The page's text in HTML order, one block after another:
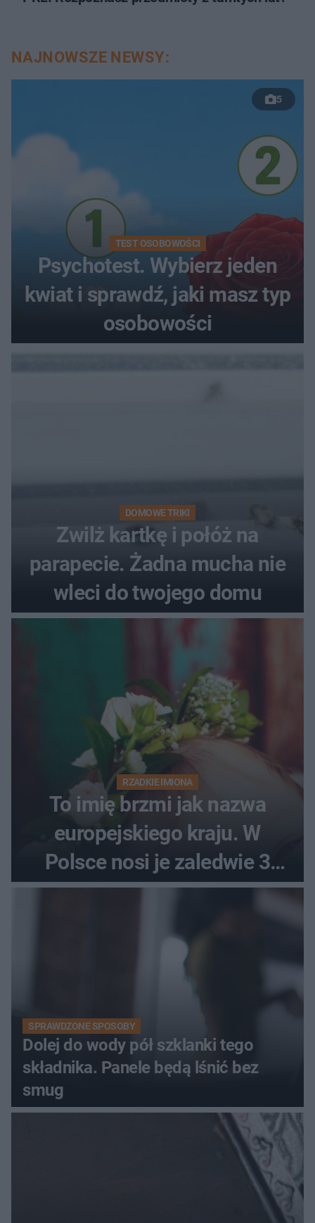
NAJNOWSZE NEWSY:
5
TEST OSOBOWOŚCI
Psychotest. Wybierz jeden
kwiat i sprawdź, jaki masz typ
osobowości
DOMOWE TRIKI
Zwilż kartkę i połóż na
parapecie. Żadna mucha nie
wleci do twojego domu
RZADKIE IMIONA
To imię brzmi jak nazwa
europejskiego kraju. W
Polsce nosi je zaledwie 3
kobiety
SPRAWDZONE SPOSOBY
Dolej do wody pół szklanki tego
składnika. Panele będą lśnić bez
smug